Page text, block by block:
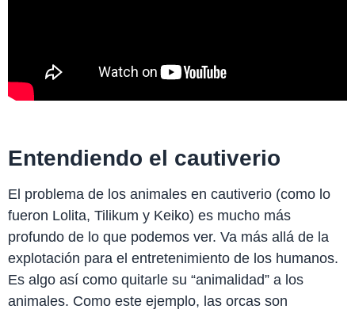
Entendiendo el cautiverio
El problema de los animales en cautiverio (como lo
fueron Lolita, Tilikum y Keiko) es mucho más
profundo de lo que podemos ver. Va más allá de la
explotación para el entretenimiento de los humanos.
Es algo así como quitarle su “animalidad” a los
animales. Como este ejemplo, las orcas son